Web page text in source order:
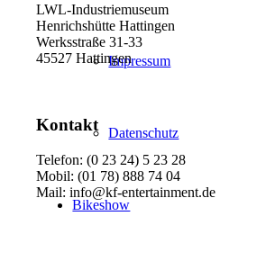
Impressum
Datenschutz
Bikeshow
LWL-Industriemuseum
Henrichshütte Hattingen
Werksstraße 31-33
45527 Hattingen
Kontakt
Telefon: (0 23 24) 5 23 28
Mobil: (01 78) 888 74 04
Mail: info@kf-entertainment.de